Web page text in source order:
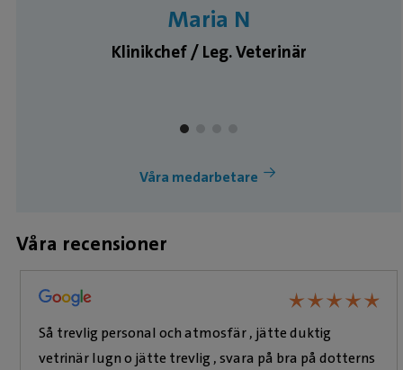
Maria N
Klinikchef / Leg. Veterinär
Våra medarbetare
Våra recensioner
★★★★★
★★★★★
Så trevlig personal och atmosfär , jätte duktig
vetrinär lugn o jätte trevlig , svara på bra på dotterns